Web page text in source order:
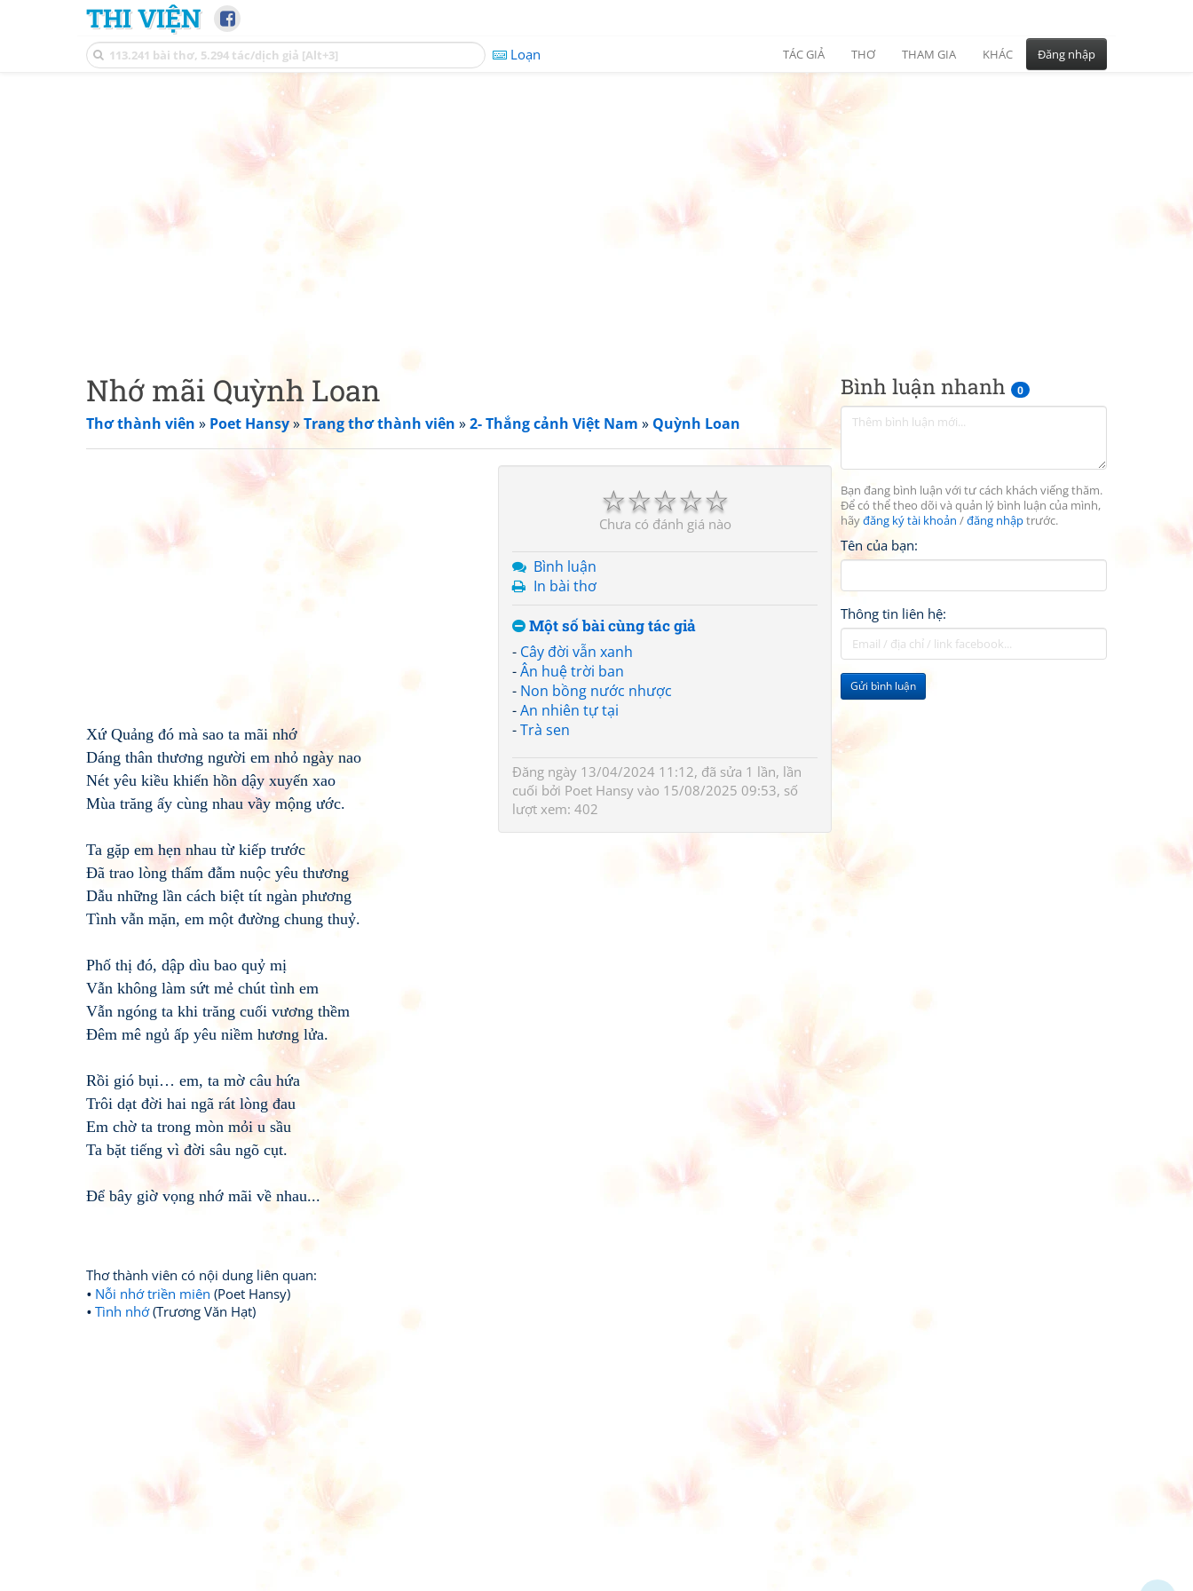
THI VIỆN
Loạn TÁC GIẢ THƠ THAM GIA KHÁC Đăng nhập
Bình luận nhanh 0
Bạn đang bình luận với tư cách khách viếng thăm.
Để có thể theo dõi và quản lý bình luận của mình,
hãyđăng ký tài khoản /đăng nhậptrước.
Tên của bạn:
Thông tin liên hệ:
Gửi bình luận
Nhớ mãi Quỳnh Loan
Thơ thành viên » Poet Hansy»Trang thơ thành viên »2- Thắng cảnh Việt Nam » Quỳnh Loan
☆
☆
☆
☆
☆
Chưa có đánh giá nào
Bình luận
In bài thơ
Một số bài cùng tác giả
- Cây đời vẫn xanh
-Ân huệ trời ban
- Non bồng nước nhược
-An nhiên tự tại
-Trà sen
Đăng ngày 13/04/2024 11:12, đã sửa 1 lần, lần
cuối bởi Poet Hansy vào 15/08/2025 09:53, số
lượt xem: 402
Xứ Quảng đó mà sao ta mãi nhớ
Dáng thân thương người em nhỏ ngày nao
Nét yêu kiều khiến hồn dậy xuyến xao
Mùa trăng ấy cùng nhau vầy mộng ước.
Ta gặp em hẹn nhau từ kiếp trước
Đã trao lòng thấm đẫm nuộc yêu thương
Dẫu những lần cách biệt tít ngàn phương
Tình vẫn mặn, em một đường chung thuỷ.
Phố thị đó, dập dìu bao quỷ mị
Vẫn không làm sứt mẻ chút tình em
Vẫn ngóng ta khi trăng cuối vương thềm
Đêm mê ngủ ấp yêu niềm hương lửa.
Rồi gió bụi… em, ta mờ câu hứa
Trôi dạt đời hai ngã rát lòng đau
Em chờ ta trong mòn mỏi u sầu
Ta bặt tiếng vì đời sâu ngõ cụt.
Để bây giờ vọng nhớ mãi về nhau...
Thơ thành viên có nội dung liên quan:
Nỗi nhớ triền miên (Poet Hansy)
Tình nhớ(Trương Văn Hạt)